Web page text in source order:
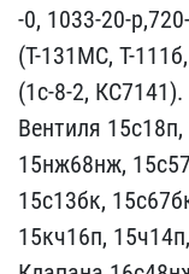
-0, 1033-20-
(Т-131МС, Т-
(1с-8-2, КС7141).
Ве​нтиля
15нж68н​ж,
15с13бк,
15кч16п,